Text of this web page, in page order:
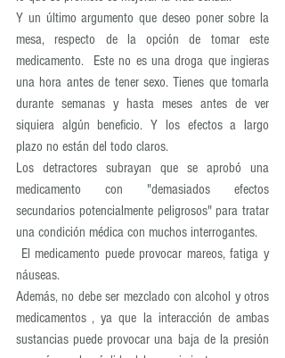
Y un último argumento que deseo poner sobre la
mesa, respecto de la opción de tomar este
medicamento.  Este no es una droga que ingieras
una hora antes de tener sexo. Tienes que tomarla
durante semanas y hasta meses antes de ver
siquiera algún beneficio. Y los efectos a largo
plazo no están del todo claros.
Los detractores subrayan que se aprobó una
medicamento con "demasiados efectos
secundarios potencialmente peligrosos" para tratar
una condición médica con muchos interrogantes.
náuseas.
Además, no debe ser mezclado con alcohol y otros
medicamentos , ya que la interacción de ambas
sustancias puede provocar una baja de la presión